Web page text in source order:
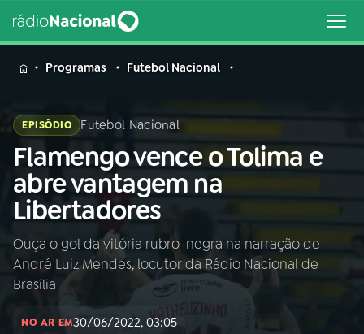
MENU
Buscar
na
Rádio
Nacional
Buscar
AO VIVO
Programas Futebol Nacional
EPISÓDIO Futebol Nacional
Flamengo vence o Tolima e
abre vantagem na
Libertadores
Ouça o gol da vitória rubro-negra na narração de
André Luiz Mendes, locutor da Rádio Nacional de
Brasília
NO AR EM30/06/2022, 03:05